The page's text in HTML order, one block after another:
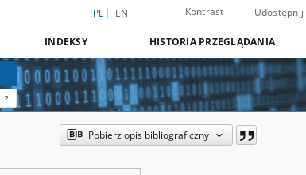
PL EN Kontrast Udostępnij
INDEKSY HISTORIA PRZEGLĄDANIA
?
Pobierz opis bibliograficzny